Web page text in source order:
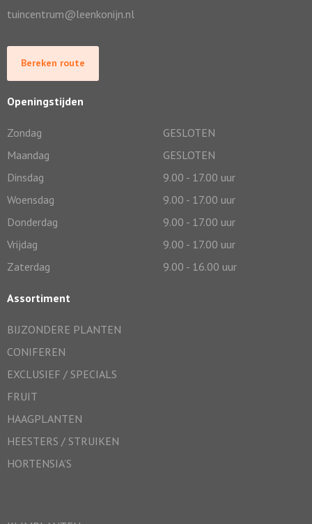
tuincentrum@leenkonijn.nl
Bereken route
Openingstijden
Zondag
GESLOTEN
Maandag
GESLOTEN
Dinsdag
9.00 - 17.00 uur
Woensdag
9.00 - 17.00 uur
Donderdag
9.00 - 17.00 uur
Vrijdag
9.00 - 17.00 uur
Zaterdag
9.00 - 16.00 uur
Assortiment
BIJZONDERE PLANTEN
CONIFEREN
EXCLUSIEF / SPECIALS
FRUIT
HAAGPLANTEN
HEESTERS / STRUIKEN
HORTENSIA’S